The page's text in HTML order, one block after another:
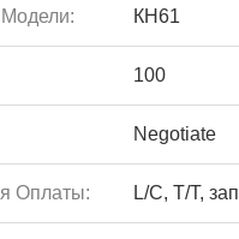
КН61
100
Negotiate
Оплаты: L/C, T/T,